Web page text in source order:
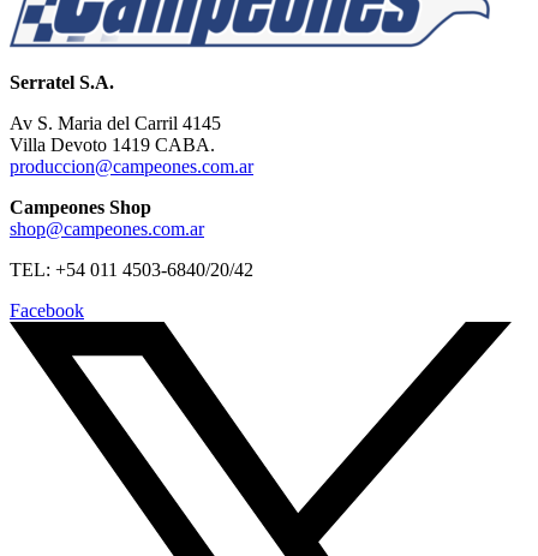
Serratel S.A.
Av S. Maria del Carril 4145
Villa Devoto 1419 CABA.
produccion@campeones.com.ar
Campeones Shop
shop@campeones.com.ar
TEL: +54 011 4503-6840/20/42
Facebook